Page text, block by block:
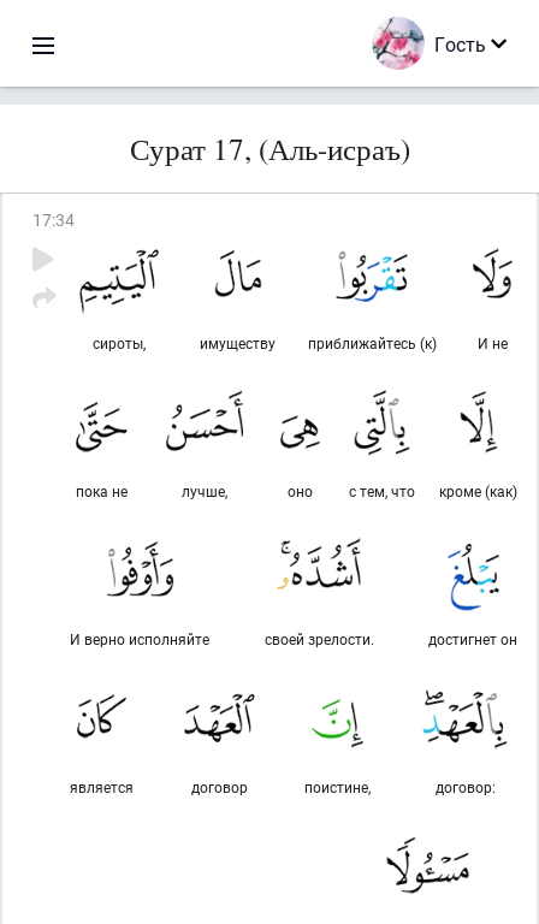
Гость
Сурат 17, (Аль-исраъ)
17:34
И не
приближайтесь (к)
имуществу
сироты,
кроме (как)
с тем, что
оно
лучше,
пока не
достигнет он
своей зрелости.
И верно исполняйте
договор:
поистине,
договор
является